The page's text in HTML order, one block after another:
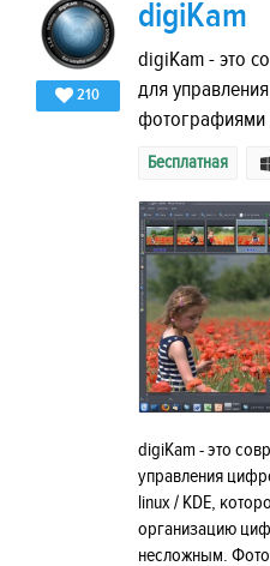
210
digiKam
digiKam - это
для
фотографиями
Бесплатная
digiKam - это
управления
linux / KDE,
организацию
несложным.